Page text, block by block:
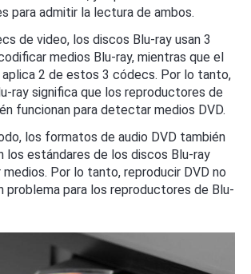
para admitir la lectura de ambos.
de video, los discos Blu-ray usan 3
medios Blu-ray, mientras que el
aplica 2 de estos 3 códecs. Por lo tanto,
ray significa que los reproductores de
funcionan para detectar medios DVD.
los formatos de audio DVD también
los estándares de los discos Blu-ray
Por lo tanto, reproducir DVD no
problema para los reproductores de Blu-